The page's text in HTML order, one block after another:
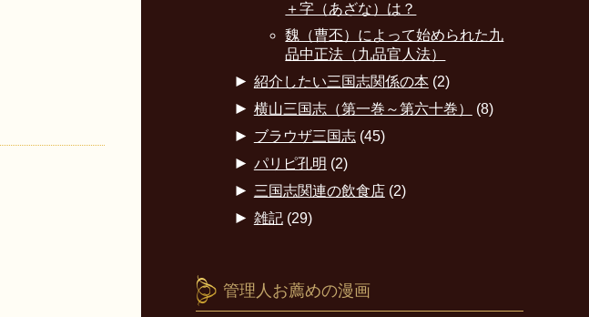
＋字（あざな）は？
魏（曹丕）によって始められた九
品中正法（九品官人法）
► 紹介したい三国志関係の本(2)
► 横山三国志（第一巻～第六十巻） (8)
► ブラウザ三国志(45)
► パリピ孔明 (2)
► 三国志関連の飲食店(2)
► 雑記(29)
管理人お薦めの漫画